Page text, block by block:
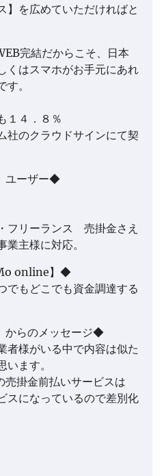
】を広めていただければと
完結だからこそ、日本
はスマホがお手元にあれ
。
１４．８％
社のクラウドサインにて契
ユーザー◆
フリーランス 売掛金さえ
主様に対応。
online】◆
でもどこでも資金調達する
らのメッセージ◆
者様がいる中で内容は似た
ます。
掛金前払いサービスは
スになっているので差別化